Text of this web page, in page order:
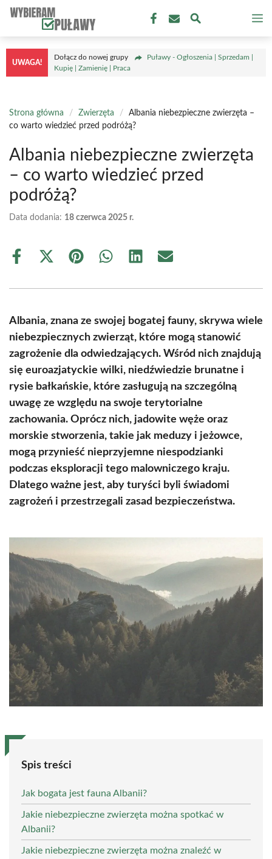
Przejdź
treści
UWAGA!
Dołącz do nowej grupy
Puławy - Ogłoszenia | Sprzedam |
Kupię | Zamienię | Praca
Strona główna / Zwierzęta /
Albania niebezpieczne zwierzęta –
co warto wiedzieć przed podróżą?
Albania niebezpieczne zwierzęta
– co warto wiedzieć przed
podróżą?
Data dodania: 18 czerwca 2025 r.
Share
Share
(Twitter)
Share Share Share Share
Albania, znana ze swojej bogatej fauny, skrywa wiele
niebezpiecznych zwierząt, które mogą stanowić
zagrożenie dla odwiedzających. Wśród nich znajdują
się euroazjatyckie wilki, niedźwiedzie brunatne i
rysie bałkańskie, które zasługują na szczególną
uwagę ze względu na swoje terytorialne
zachowania. Oprócz nich, jadowite węże oraz
morskie stworzenia, takie jak meduzy i jeżowce,
mogą przynieść nieprzyjemne niespodzianki
podczas eksploracji tego malowniczego kraju.
Dlatego ważne jest, aby turyści byli świadomi
zagrożeń i przestrzegali zasad bezpieczeństwa.
Spis treści
Jak bogata jest fauna Albanii?
Jakie niebezpieczne zwierzęta można spotkać w
Albanii?
Jakie niebezpieczne zwierzęta można znaleźć w